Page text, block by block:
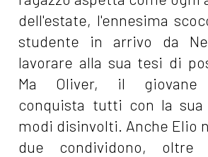
dell'estate, l'ennesima
studente in arrivo da
lavorare alla sua tesi di
Ma Oliver, il giovane
conquista tutti con la sua
modi disinvolti. Anche Elio
due condividono, oltre